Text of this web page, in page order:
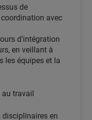
de
coordination avec
d'intégration
en veillant à
les équipes et la
au travail
disciplinaires en